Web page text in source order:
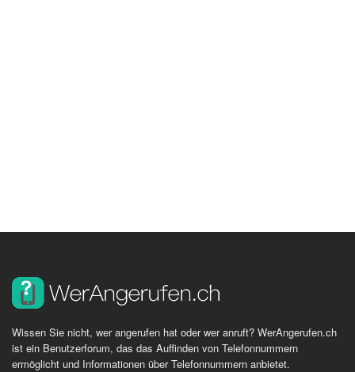
Wissen Sie nicht, wer angerufen hat oder wer anruft? WerAngerufen.ch
ist ein Benutzerforum, das das Auffinden von Telefonnummern
ermöglicht und Informationen über Telefonnummern anbietet.